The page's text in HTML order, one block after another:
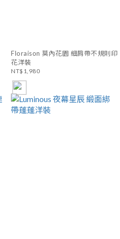
Floraison 莫內花園 細肩帶不規則印
花洋裝
NT$1,980